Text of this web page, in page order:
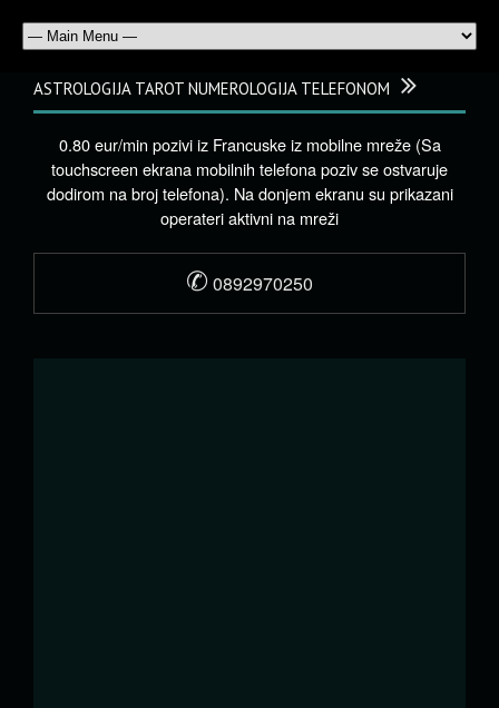
ASTROLOGIJA TAROT NUMEROLOGIJA TELEFONOM
0.80 eur/min pozivi iz Francuske iz mobilne mreže (Sa
touchscreen ekrana mobilnih telefona poziv se ostvaruje
dodirom na broj telefona). Na donjem ekranu su prikazani
operateri aktivni na mreži
✆ 0892970250